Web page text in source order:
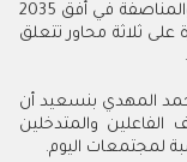
الترابية على بلورة الإطار الاستراتيجي للمساواة والمناصفة في أفق 2035
2023-2026 والمرتكزة على ثلاثة محاور تتعلق
المهدي بنسعيد أن
والمتدخلين
لمجتمعات اليوم.